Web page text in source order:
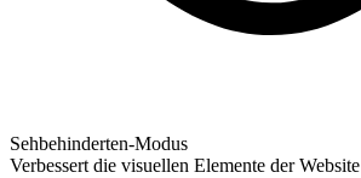
Sehbehinderten-Modus
Verbessert die visuellen Elemente der Website